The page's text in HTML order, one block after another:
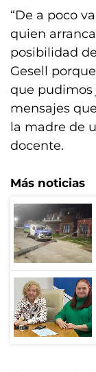
“De a poco
quien
posibilidad
Gesell
que pudimos
mensajes
la madre de
docente.
Más noticias